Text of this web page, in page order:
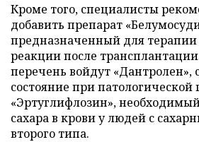
Кроме того, специалисты
добавить препарат
предназначенный для
реакции после
перечень войдут
состояние при
«Эртуглифлозин»,
сахара в крови у людей с
второго типа.